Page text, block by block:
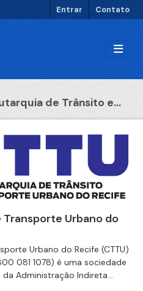
Entrar Contato
de Trânsito e...
Urbano do
Urbano do Recife (CTTU)
081 1078) é uma sociedade
Administração Indireta...